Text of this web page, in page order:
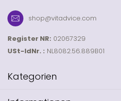
shop@vitadvice.com
Register NR: 02067329
USt-IdNr. : NL8082.56.889B01
Kategorien